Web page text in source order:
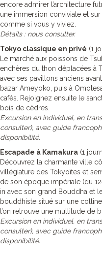
encore admirer l’architecture
une immersion conviviale et
comme si vous y viviez.
Détails : nous consulter.
Tokyo classique en privé (1
Le marché aux poissons de
enchères du thon déplacées à
avec ses pavillons anciens
bazar Ameyoko, puis à
cafés. Rejoignez ensuite le
bois de cèdres.
Excursion en individuel, en
consulter), avec guide
disponibilité.
Escapade à Kamakura (1
Découvrez la charmante ville
villégiature des Tokyoïtes et
de son époque impériale (du
in avec son grand Bouddha et
bouddhiste situé sur une
l’on retrouve une multitude de
Excursion en individuel, en
consulter), avec guide
disponibilité.